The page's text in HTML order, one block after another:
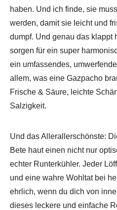
haben. Und ich finde, sie
werden, damit sie leicht und
dumpf. Und genau das klappt
sorgen für ein super
ein umfassendes,
allem, was eine Gazpacho
Frische & Säure, leichte
Salzigkeit.
Und das Allerallerschönste:
Bete haut einen nicht nur
echter Runterkühler. Jeder
und eine wahre Wohltat bei
ehrlich, wenn du dich von
dieses leckere und einfache